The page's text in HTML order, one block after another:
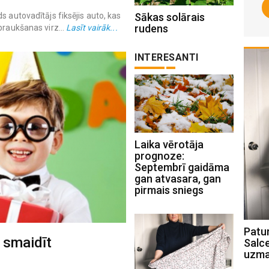
autovadītājs fiksējis auto, kas
virz... Lasīt vairāk...
smaidīt
Sākas solārais
rudens
INTERESANTI
Laika vērotāja
prognoze:
Septembrī gaidāma
gan atvasara, gan
pirmais sniegs
Laika vērotāja prognoze: Septembrī
gaidāma gan atvasara, gan pirmais